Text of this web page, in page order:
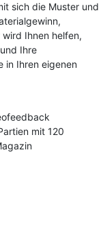
sich die Muster und
Ihnen helfen,
Ihre
in Ihren eigenen
mit 120